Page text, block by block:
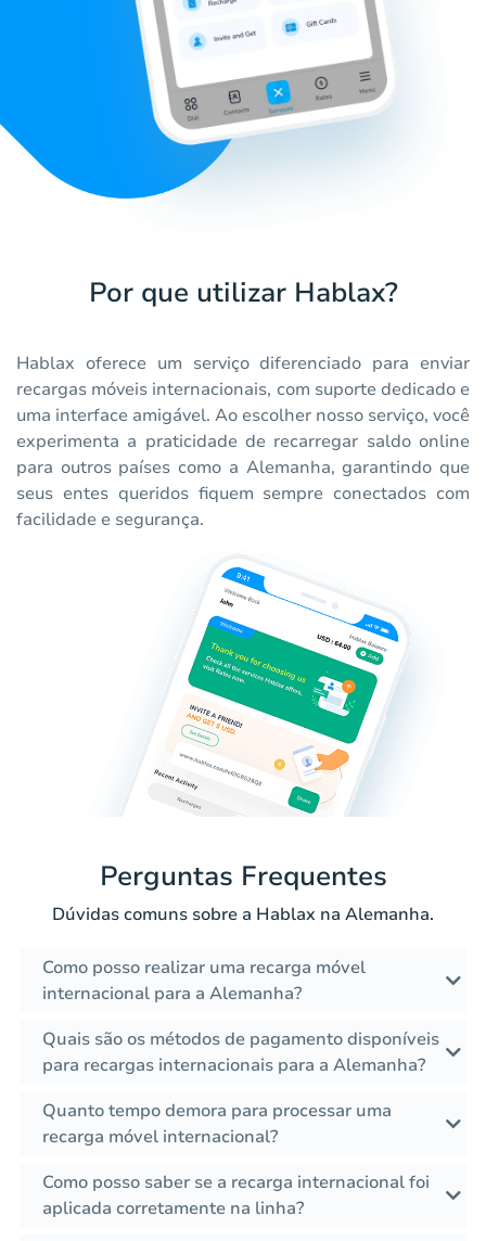
Por que utilizar Hablax?
Hablax oferece um serviço diferenciado para enviar
recargas móveis internacionais, com suporte dedicado e
uma interface amigável. Ao escolher nosso serviço, você
experimenta a praticidade de recarregar saldo online
para outros países como a Alemanha, garantindo que
seus entes queridos fiquem sempre conectados com
facilidade e segurança.
Perguntas Frequentes
Dúvidas comuns sobre a Hablax na Alemanha.
Como posso realizar uma recarga móvel
internacional para a Alemanha?
Quais são os métodos de pagamento disponíveis
para recargas internacionais para a Alemanha?
Quanto tempo demora para processar uma
recarga móvel internacional?
Como posso saber se a recarga internacional foi
aplicada corretamente na linha?